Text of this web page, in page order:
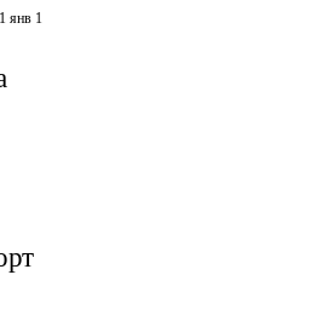
1 янв 1